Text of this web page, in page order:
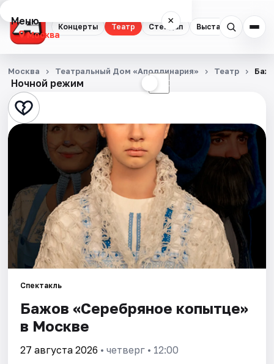
Концерты Театр Стендап Выставки
Меню ×
Москва
Концерты
Театр
Стендап
Выставки
Экскурсии
Спорт
События
Города
Площадки
Ночной режим ☾
Москва Театральный Дом «Аполлинария» Театр
Спектакль
Бажов «Серебряное копытце»
в Москве
27 августа 2026 • четверг • 12:00